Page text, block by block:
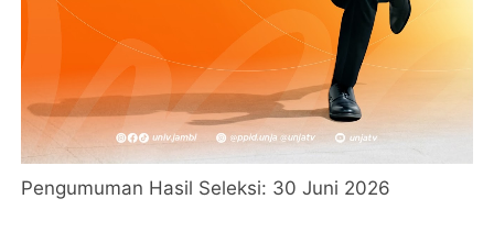
Pengumuman Hasil Seleksi: 30 Juni 2026